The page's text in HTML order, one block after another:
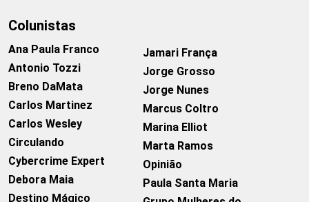
Colunistas
Ana Paula Franco
Antonio Tozzi
Breno DaMata
Carlos Martinez
Carlos Wesley
Circulando
Cybercrime Expert
Debora Maia
Destino Mágico
Jamari França
Jorge Grosso
Jorge Nunes
Marcus Coltro
Marina Elliot
Marta Ramos
Opinião
Paula Santa Maria